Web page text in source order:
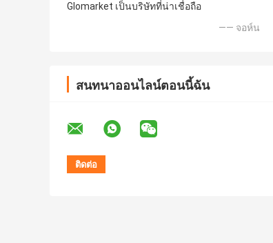
Glomarket เป็นบริษัทที่น่าเชื่อถือ
—— จอห์น
สนทนาออนไลน์ตอนนี้ฉัน